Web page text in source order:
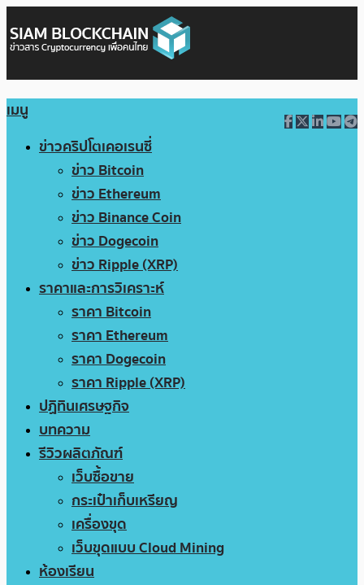
เมนู
ข่าวคริปโตเคอเรนซี่
ข่าว Bitcoin
ข่าว Ethereum
ข่าว Binance Coin
ข่าว Dogecoin
ข่าว Ripple (XRP)
ราคาและการวิเคราะห์
ราคา Bitcoin
ราคา Ethereum
ราคา Dogecoin
ราคา Ripple (XRP)
ปฏิทินเศรษฐกิจ
บทความ
รีวิวผลิตภัณฑ์
เว็บซื้อขาย
กระเป๋าเก็บเหรียญ
เครื่องขุด
เว็บขุดแบบ Cloud Mining
ห้องเรียน